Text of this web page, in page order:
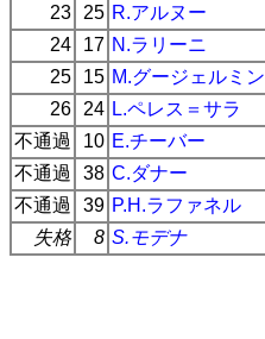
23
25 R.アルヌー
24
17 N.ラリーニ
25
15 M.グージェルミン
26
24 L.ペレス＝サラ
不通過
10 E.チーバー
不通過
38 C.ダナー
不通過
39 P.H.ラファネル
失格
8 S.モデナ